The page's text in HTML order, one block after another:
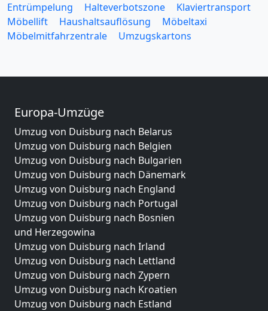
Entrümpelung
Halteverbotszone
Klaviertransport
Möbellift
Haushaltsauflösung
Möbeltaxi
Möbelmitfahrzentrale
Umzugskartons
Europa-Umzüge
Umzug von Duisburg nach Belarus
Umzug von Duisburg nach Belgien
Umzug von Duisburg nach Bulgarien
Umzug von Duisburg nach Dänemark
Umzug von Duisburg nach England
Umzug von Duisburg nach Portugal
Umzug von Duisburg nach Bosnien
und Herzegowina
Umzug von Duisburg nach Irland
Umzug von Duisburg nach Lettland
Umzug von Duisburg nach Zypern
Umzug von Duisburg nach Kroatien
Umzug von Duisburg nach Estland